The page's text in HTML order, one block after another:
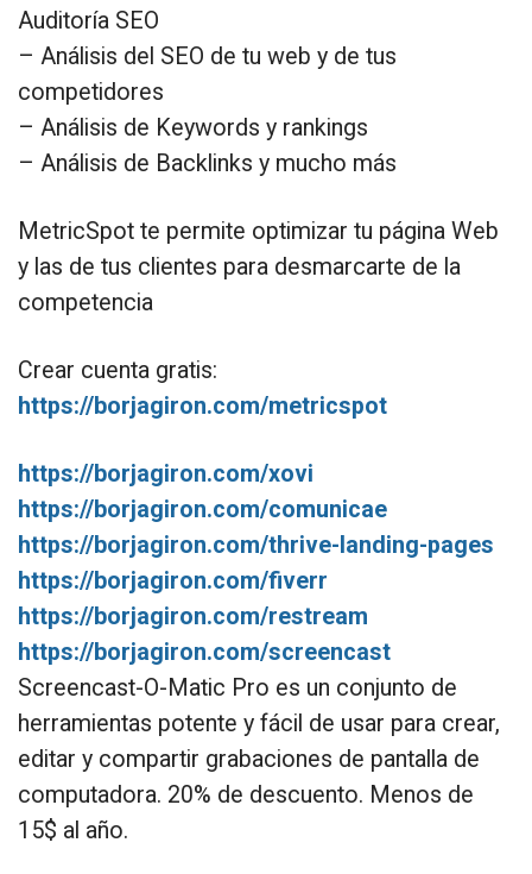
Auditoría SEO
– Análisis del SEO de tu web y de tus
competidores
– Análisis de Keywords y rankings
– Análisis de Backlinks y mucho más
MetricSpot te permite optimizar tu página Web
y las de tus clientes para desmarcarte de la
competencia
Crear cuenta gratis:
https://borjagiron.com/metricspot
https://borjagiron.com/xovi
https://borjagiron.com/comunicae
https://borjagiron.com/thrive-landing-pages
https://borjagiron.com/fiverr
https://borjagiron.com/restream
https://borjagiron.com/screencast
Screencast-O-Matic Pro es un conjunto de
herramientas potente y fácil de usar para crear,
editar y compartir grabaciones de pantalla de
computadora. 20% de descuento. Menos de
15$ al año.